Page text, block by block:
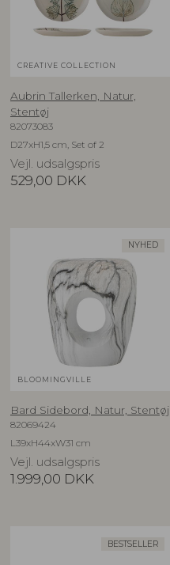
CREATIVE COLLECTION
Aubrin Tallerken, Natur,
Stentøj
82073083
D27xH1,5 cm, Set of 2
Vejl. udsalgspris
529,00 DKK
NYHED
BLOOMINGVILLE
Bard Sidebord, Natur, Stentøj
82069424
L39xH44xW31 cm
Vejl. udsalgspris
1.999,00 DKK
BESTSELLER